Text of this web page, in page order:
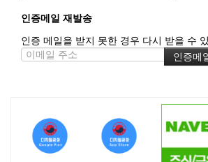
인증메일 재발송
인증 메일을 받지 못한 경우 다시 받을 수